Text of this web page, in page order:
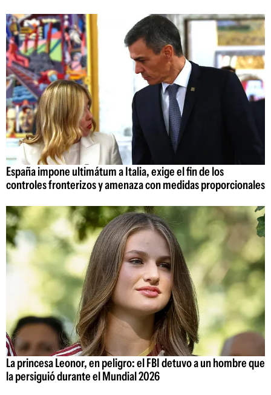
España impone ultimátum a Italia, exige el fin de los
controles fronterizos y amenaza con medidas proporcionales
La princesa Leonor, en peligro: el FBI detuvo a un hombre que
la persiguió durante el Mundial 2026